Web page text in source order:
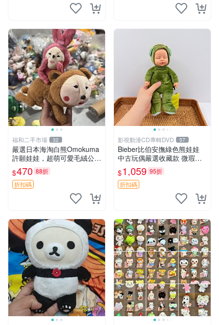
福和二手市場 32
嚴選日本海淘白熊Omokuma
許願娃娃，超萌可愛毛絨公仔
推薦收藏 白熊 Omokuma 毛
絨玩具 偽裝娃娃 玩具擺飾
$470 88折
折扣碼
影視動漫CD專輯DVD 57
Bieber比伯安撫綠色熊娃娃
中古玩偶嚴選收藏款 微瑕輕
度使用 Bieber綠熊娃娃 中古
玩偶 微瑕
$1,059 95折
折扣碼